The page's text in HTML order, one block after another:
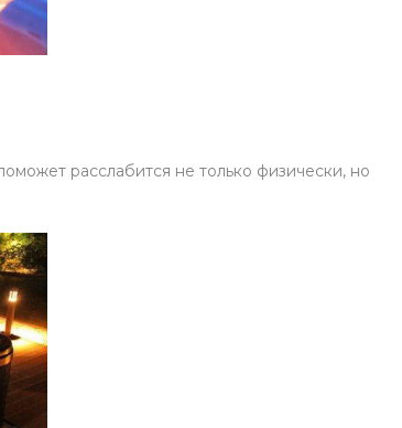
расслабится не только физически, но